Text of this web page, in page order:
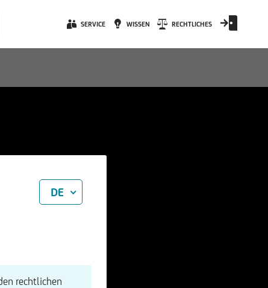
SERVICE WISSEN RECHTLICHES
DE
rechtlichen